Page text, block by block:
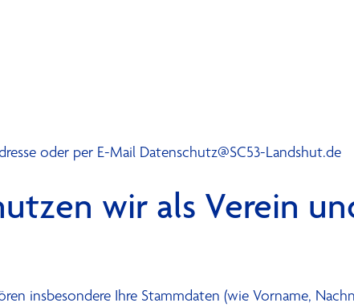
oder per E-Mail Datenschutz@SC53-Landshut.de
wir als Verein
insbesondere Ihre Stammdaten (wie Vorname,